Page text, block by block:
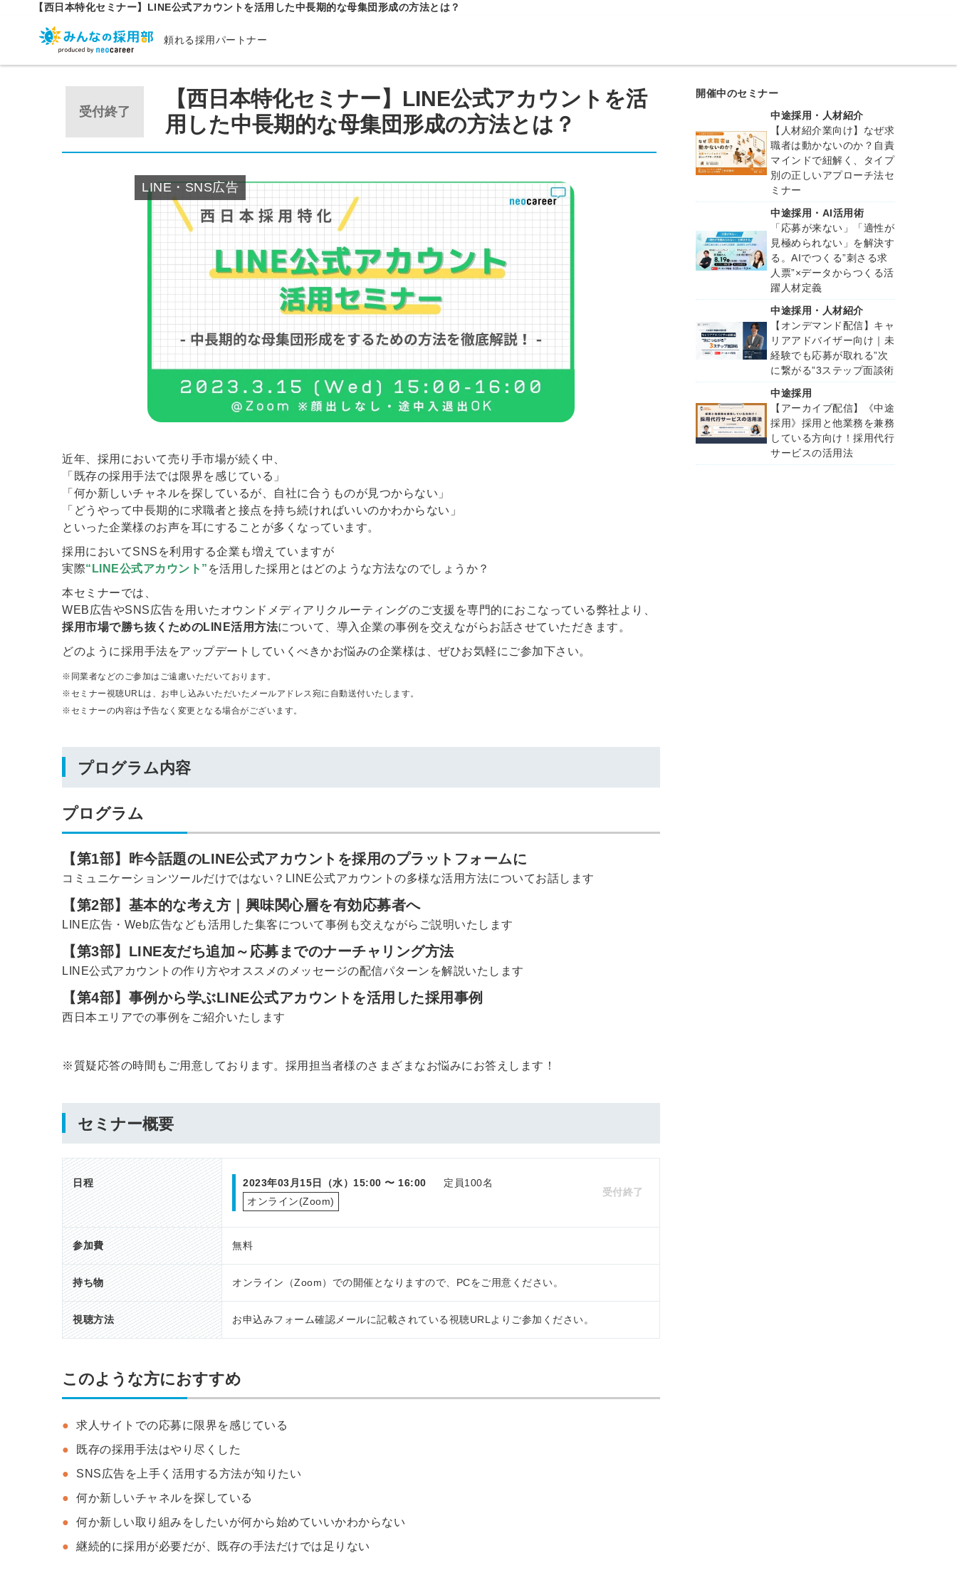
【西日本特化セミナー】LINE公式アカウントを活用した中長期的な母集団形成の方法とは？
頼れる採用パートナー
受付終了
【西日本特化セミナー】LINE公式アカウントを活
用した中長期的な母集団形成の方法とは？
LINE・SNS広告
近年、採用において売り手市場が続く中、
「既存の採用手法では限界を感じている」
「何か新しいチャネルを探しているが、自社に合うものが見つからない」
「どうやって中長期的に求職者と接点を持ち続ければいいのかわからない」
といった企業様のお声を耳にすることが多くなっています。
採用においてSNSを利用する企業も増えていますが
実際“LINE公式アカウント” を活用した採用とはどのような方法なのでしょうか？
本セミナーでは、
WEB広告やSNS広告を用いたオウンドメディアリクルーティングのご支援を専門的におこなっている弊社より、
採用市場で勝ち抜くためのLINE活用方法について、導入企業の事例を交えながらお話させていただきます。
どのように採用手法をアップデートしていくべきかお悩みの企業様は、ぜひお気軽にご参加下さい。
※同業者などのご参加はご遠慮いただいております。
※セミナー視聴URLは、お申し込みいただいたメールアドレス宛に自動送付いたします。
※セミナーの内容は予告なく変更となる場合がございます。
プログラム内容
プログラム
【第1部】昨今話題のLINE公式アカウントを採用のプラットフォームに
コミュニケーションツールだけではない？LINE公式アカウントの多様な活用方法についてお話します
【第2部】基本的な考え方｜興味関心層を有効応募者へ
LINE広告・Web広告なども活用した集客について事例も交えながらご説明いたします
【第3部】LINE友だち追加～応募までのナーチャリング方法
LINE公式アカウントの作り方やオススメのメッセージの配信パターンを解説いたします
【第4部】事例から学ぶLINE公式アカウントを活用した採用事例
西日本エリアでの事例をご紹介いたします
※質疑応答の時間もご用意しております。採用担当者様のさまざまなお悩みにお答えします！
セミナー概要
日程 2023年03月15日（水） 15:00 〜 16:00
定員100名
オンライン(Zoom)
受付終了
参加費 無料
持ち物 オンライン（Zoom）での開催となりますので、PCをご用意ください。
視聴方法 お申込みフォーム確認メールに記載されている視聴URLよりご参加ください。
このような方におすすめ
求人サイトでの応募に限界を感じている
既存の採用手法はやり尽くした
SNS広告を上手く活用する方法が知りたい
何か新しいチャネルを探している
何か新しい取り組みをしたいが何から始めていいかわからない
継続的に採用が必要だが、既存の手法だけでは足りない
開催中のセミナー
中途採用・人材紹介
【人材紹介業向け】なぜ求
職者は動かないのか？自責
マインドで紐解く、タイプ
別の正しいアプローチ法セ
ミナー
中途採用・AI活用術
「応募が来ない」「適性が
見極められない」を解決す
る。AIでつくる”刺さる求
人票”×データからつくる活
躍人材定義
中途採用・人材紹介
【オンデマンド配信】キャ
リアアドバイザー向け｜未
経験でも応募が取れる”次
に繋がる”3ステップ面談術
中途採用
【アーカイブ配信】《中途
採用》採用と他業務を兼務
している方向け！採用代行
サービスの活用法